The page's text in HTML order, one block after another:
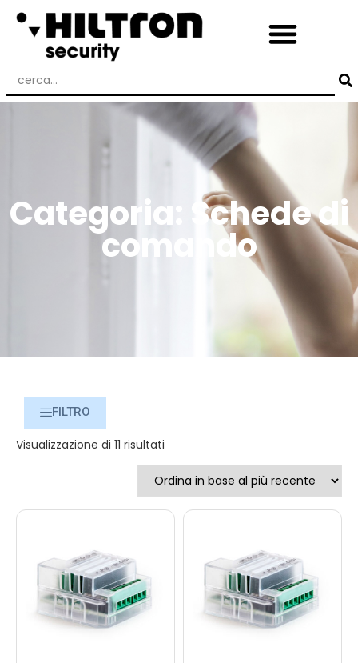
Categoria: Schede di
comando
FILTRO
Visualizzazione di 11 risultati